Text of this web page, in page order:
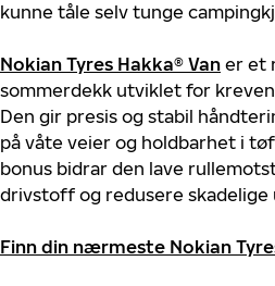
kunne tåle selv tunge
Nokian Tyres Hakka® Van er et
sommerdekk utviklet for
Den gir presis og stabil
på våte veier og holdbarhet i
bonus bidrar den lave
drivstoff og redusere skadelige
Finn din nærmeste Nokian